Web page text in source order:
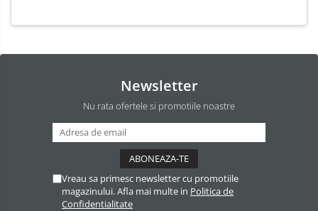
Newsletter
Nu rata ofertele si promotiile noastre
Vreau sa primesc newsletter cu promotiile
magazinului. Afla mai multe in Politica de
Confidentialitate